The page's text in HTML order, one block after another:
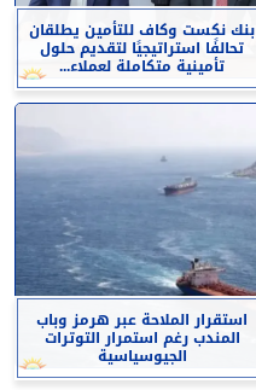
بنك نكست وكاف للتأمين يطلقان
تحالفًا استراتيجيًا لتقديم حلول
تأمينية متكاملة لعملاء...
استقرار الملاحة عبر هرمز وباب
المندب رغم استمرار التوترات
الجيوسياسية